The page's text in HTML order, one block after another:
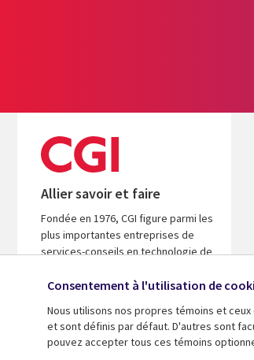
Allier savoir et faire
Fondée en 1976, CGI figure parmi les
plus importantes entreprises de
services-conseils en technologie de
au monde. Nous sommes guidés par
d’accélérer le rendement de vos
investissements.
Consentement à l'utilisation de
Nous utilisons nos propres témoins et
et sont définis par défaut. D'autres sont
pouvez accepter tous ces témoins